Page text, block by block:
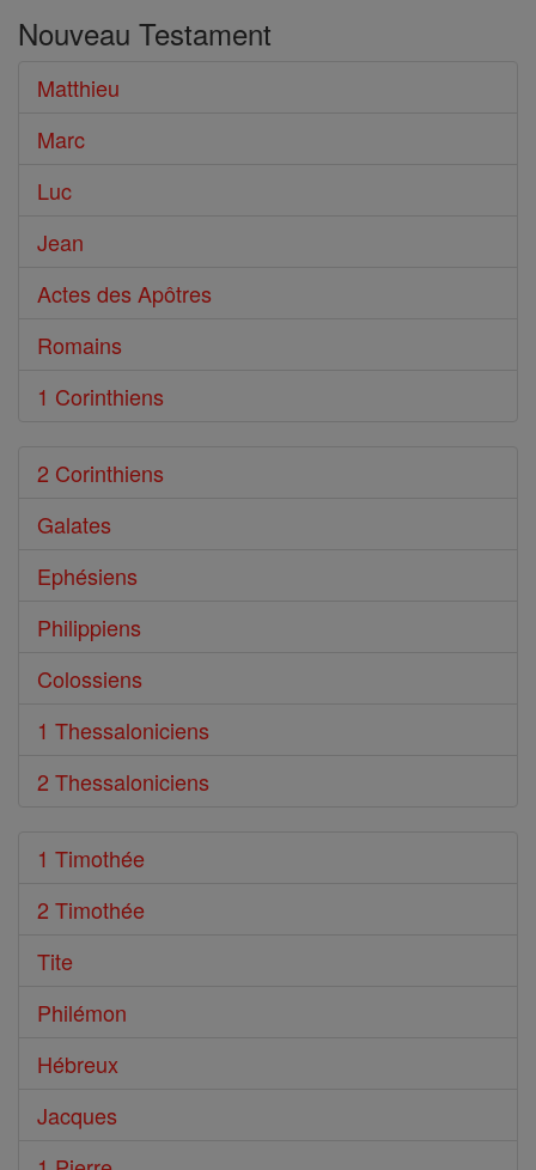
le
Bible
Nouveau Testament
Matthieu
Marc
Luc
Jean
Actes des Apôtres
Romains
1 Corinthiens
2 Corinthiens
Galates
Ephésiens
Philippiens
Colossiens
1 Thessaloniciens
2 Thessaloniciens
1 Timothée
2 Timothée
Tite
Philémon
Hébreux
Jacques